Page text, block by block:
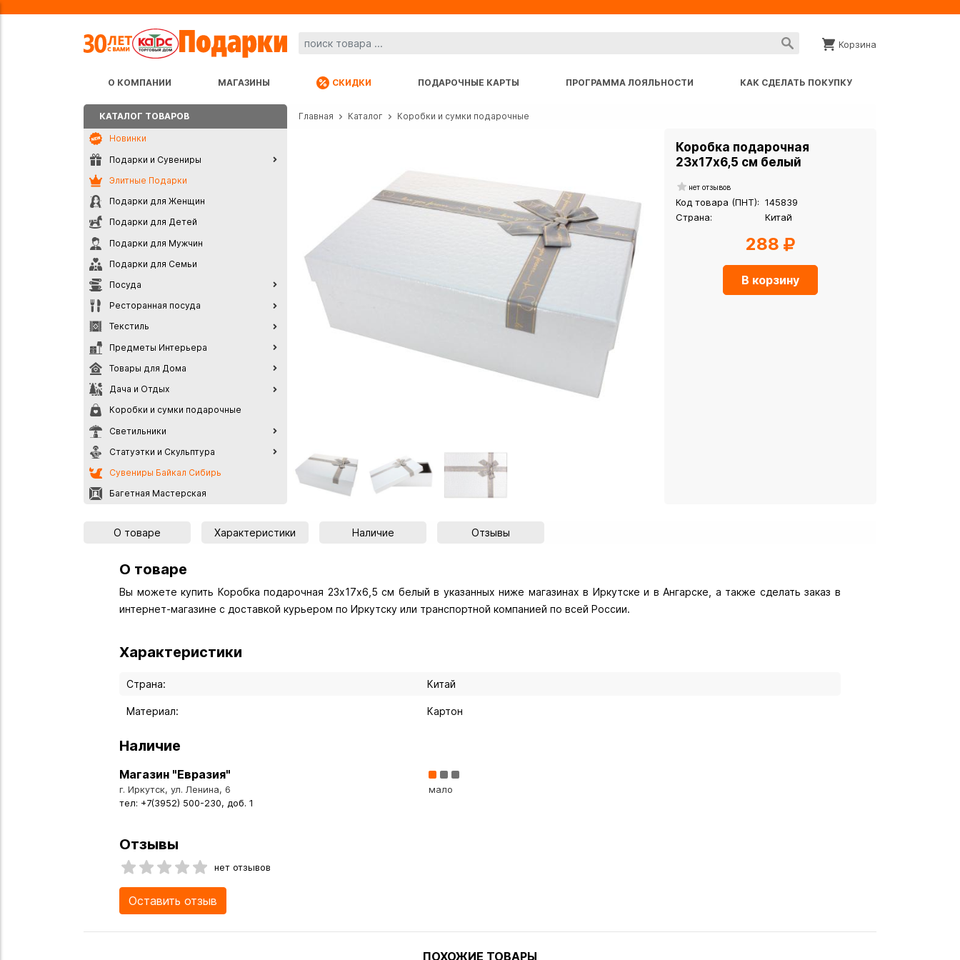
Корзина
О КОМПАНИИ МАГАЗИНЫ СКИДКИ ПОДАРОЧНЫЕ КАРТЫ ПРОГРАММА ЛОЯЛЬНОСТИ КАК СДЕЛАТЬ ПОКУПКУ
КАТАЛОГ ТОВАРОВ
Новинки
Подарки и Сувениры
Элитные Подарки
Подарки для Женщин
Подарки для Детей
Подарки для Мужчин
Подарки для Семьи
Посуда
Ресторанная посуда
Текстиль
Предметы Интерьера
Товары для Дома
Дача и Отдых
Коробки и сумки подарочные
Светильники
Статуэтки и Скульптура
Сувениры Байкал Сибирь
Багетная Мастерская
Главная Каталог Коробки и сумки подарочные
Коробка подарочная
23х17х6,5 см белый
нет отзывов
Код товара (ПНТ): 145839
Страна:
Китай
288
В корзину
О товаре Характеристики Наличие Отзывы
О товаре
Вы можете купить Коробка подарочная 23х17х6,5 см белый в указанных ниже магазинах в Иркутске и в Ангарске, а также сделать заказ в
интернет-магазине с доставкой курьером по Иркутску или транспортной компанией по всей России.
Характеристики
Страна: Китай
Материал: Картон
Наличие
Магазин "Евразия"
г. Иркутск, ул. Ленина, 6
тел: +7(3952) 500-230, доб. 1
мало
Отзывы
нет отзывов
Оставить отзыв
ПОХОЖИЕ ТОВАРЫ